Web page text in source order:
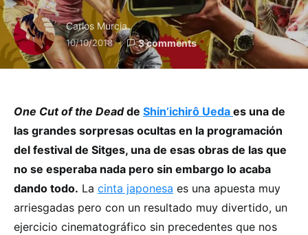
Carlos Murcia
10/10/2018 3 comments
One Cut of the Deadde Shin’ichirô Ueda es una de
las grandes sorpresas ocultas en la programación
del festival de Sitges, una de esas obras de las que
no se esperaba nada pero sin embargo lo acaba
dando todo. La cinta japonesa es una apuesta muy
arriesgadas pero con un resultado muy divertido, un
ejercicio cinematográfico sin precedentes que nos